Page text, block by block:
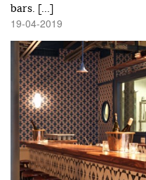
bars. […]
19-04-2019